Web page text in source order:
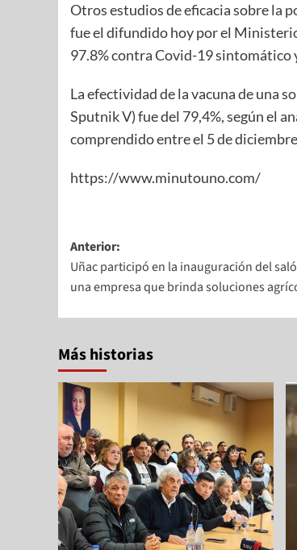
Otros estudios de eficacia sobre la
fue el difundido hoy por el
97.8% contra Covid-19 sintomático
La efectividad de la vacuna de una
Sputnik V) fue del 79,4%, según el
comprendido entre el 5 de
https://www.minutouno.com/
Anterior:
Uñac participó en la inauguración del
una empresa que brinda soluciones
Más historias